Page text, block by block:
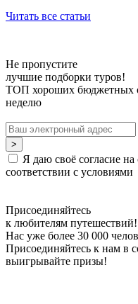
Читать все статьи
Не пропустите
лучшие подборки туров!
ТОП хороших бюджетных
неделю
Я даю своё согласие
соответствии с условиями
Присоединяйтесь
к любителям путешествий!
Нас уже более 30 000
Присоединяйтесь к нам в
выигрывайте призы!